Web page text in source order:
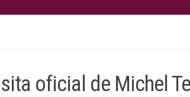
oficial de Michel